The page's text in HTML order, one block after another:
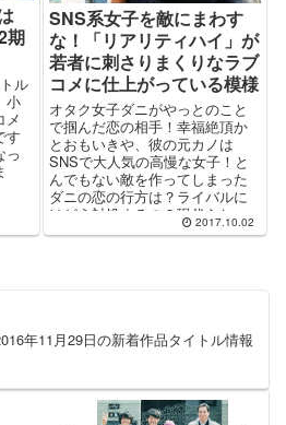
期
ル
小
メ
す
っ
SNS系女子を敵にまわす
な！「リアリティハイ」が
若者に刺さりまくりなラブ
コメに仕上がっている模様
オタク女子ダニがやっとのこと
で掴んだ恋の相手！幸福絶頂か
とおもいきや、彼の元カノは
SNSで大人気の高慢な女子！と
んでもない敵を作ってしまった
ダニの恋の行方は？ライバルに
はどう対処するの？現代らしい
モチーフを上手に扱った至極の
2017.10.02
年11月29日の新着作品タイトル情報